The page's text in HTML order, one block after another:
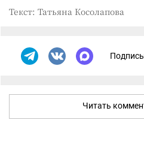
Текст: Татьяна Косолапова
Читать